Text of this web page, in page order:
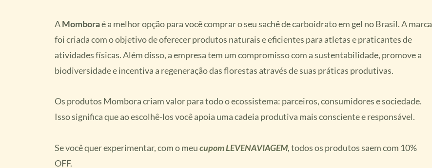
AMomboraé a melhor opção para você comprar o seu sachê de carboidrato em gel no Brasil. A marca
foi criada com o objetivo de oferecer produtos naturais e eficientes para atletas e praticantes de
atividades físicas. Além disso, a empresa tem um compromisso com a sustentabilidade, promove a
biodiversidade e incentiva a regeneração das florestas através de suas práticas produtivas.
Os produtos Mombora criam valor para todo o ecossistema: parceiros, consumidores e sociedade.
Isso significa que ao escolhê-los você apoia uma cadeia produtiva mais consciente e responsável.
Se você quer experimentar, com o meucupom LEVENAVIAGEM, todos os produtos saem com 10%
OFF.